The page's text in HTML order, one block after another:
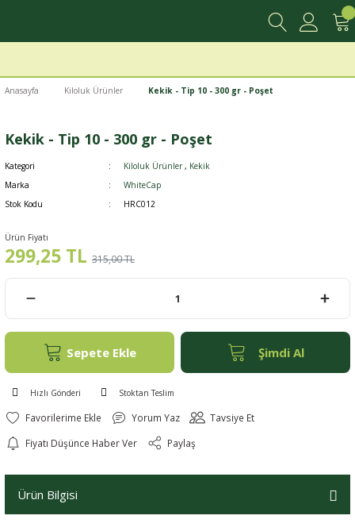
Anasayfa Kiloluk Ürünler Kekik - Tip 10 - 300 gr - Poşet
Kekik - Tip 10 - 300 gr - Poşet
Kategori Kiloluk Ürünler , Kekik
Marka
WhiteCap
Stok Kodu
HRC012
Ürün Fiyatı
299,25 TL 315,00 TL
Sepete Ekle Şimdi Al
Hızlı Gönderi Stoktan Teslim
Yorum Yaz
Tavsiye Et
Fiyatı Düşünce Haber Ver
Paylaş
Ürün Bilgisi